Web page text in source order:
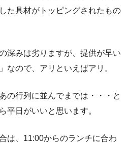
た具材がトッピングされたもの
深みは劣りますが、提供が早い
なので、アリといえばアリ。
の行列に並んでまでは・・・と
平日がいいと思います。
は、11:00からのランチに合わ